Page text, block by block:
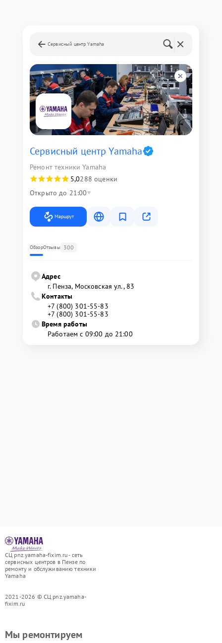
Сервисный центр Yamaha
Сервисный центр Yamaha
Ремонт техники Yamaha
5,0288 оценки
Открыто до 21:00
Маршрут
ОбзорОтзывы 300
Адрес
г. Пенза, Московская ул., 83
Контакты
+7 (800) 301-55-83
+7 (800) 301-55-83
Время работы
Работаем с 09:00 до 21:00
СЦ pnz.yamaha-fixim.ru - сеть
сервисных центров в Пензе по
ремонту и обслуживанию техники
Yamaha
2021-2026 © СЦ pnz.yamaha-
fixim.ru
Мы ремонтируем